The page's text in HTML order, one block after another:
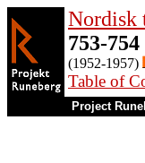
Nordisk
753-754
(1952-1957)
Table of
Project